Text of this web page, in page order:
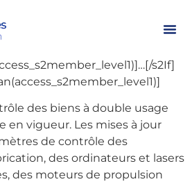
Règlement 2023/2616 du 15
la liste de contrôle des
s2If]
des biens à double usage
en vigueur. Les mises à jour
de contrôle des
des ordinateurs et lasers
des moteurs de propulsion